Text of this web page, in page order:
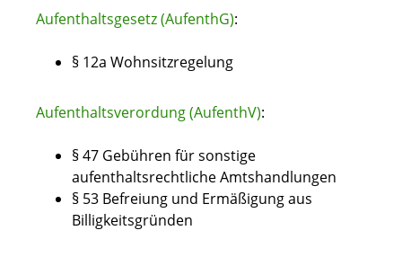
Aufenthaltsgesetz (AufenthG):
§ 12a Wohnsitzregelung
Aufenthaltsverordung (AufenthV):
§ 47 Gebühren für sonstige
aufenthaltsrechtliche Amtshandlungen
§ 53 Befreiung und Ermäßigung aus
Billigkeitsgründen